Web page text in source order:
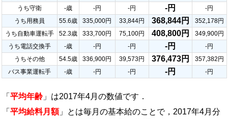
うち守衛
-歳 -円 -円 -円
-円
うち用務員
55.6歳 335,000円 33,844円 368,844円
352,178円
うち自動車運転手
52.3歳 333,700円 75,100円 408,800円
349,900円
うち電話交換手
-歳 -円 -円 -円
-円
うちその他
54.5歳 336,900円 39,573円 376,473円
357,382円
バス事業運転手
-歳 -円 -円 -円 -円
「 平均年齢 」は2017年4月の数値です．
「 平均給料月額」とは毎月の基本給のことで，2017年4月分